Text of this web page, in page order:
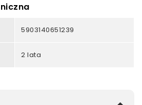
5903140651239
2 lata